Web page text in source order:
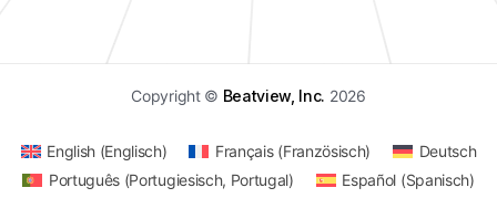
Copyright © Beatview, Inc. 2026
English(Englisch) Français(Französisch)
Deutsch
Português (Portugiesisch, Portugal) Español (Spanisch)